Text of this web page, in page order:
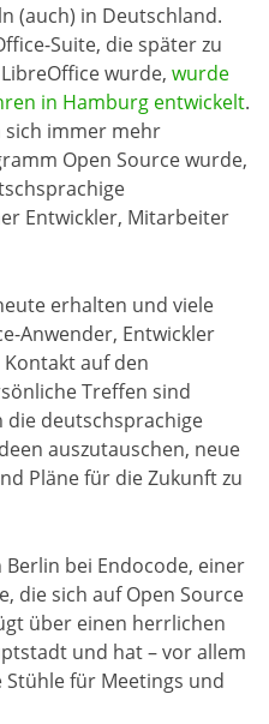
(auch) in Deutschland.
Suite, die später zu
wurde, wurde
in Hamburg entwickelt.
sich immer mehr
Open Source wurde,
Entwickler, Mitarbeiter
erhalten und viele
Anwender, Entwickler
auf den
Treffen sind
deutschsprachige
auszutauschen, neue
Pläne für die Zukunft zu
bei Endocode, einer
die sich auf Open Source
über einen herrlichen
und hat – vor allem
für Meetings und